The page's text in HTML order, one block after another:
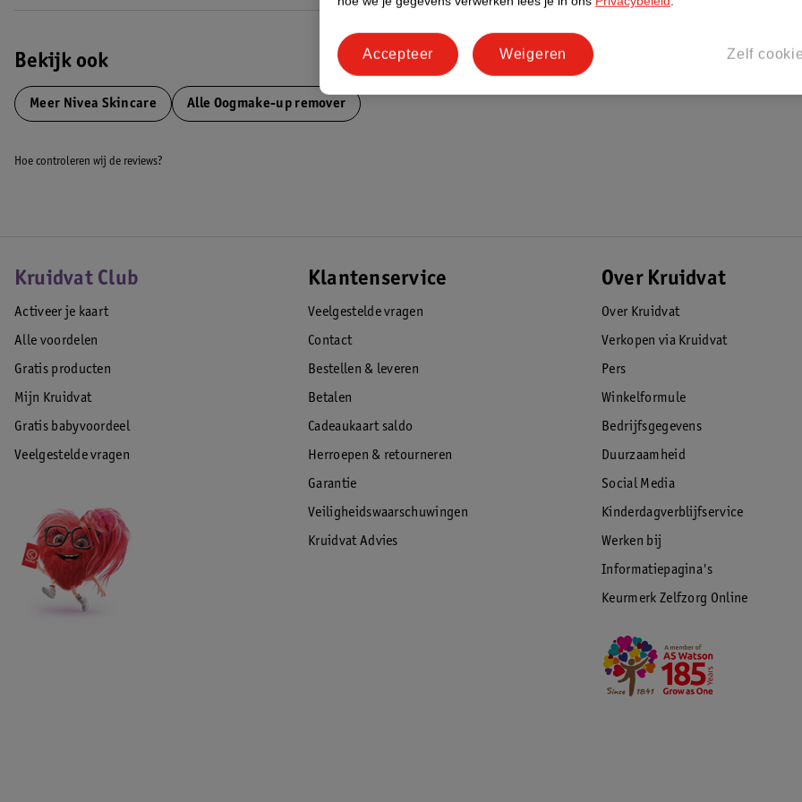
Bekijk ook
Meer Nivea Skincare Alle Oogmake-up remover
Hoe controleren wij de reviews?
Kruidvat Club
Activeer je kaart
Alle voordelen
Gratis producten
Mijn Kruidvat
Gratis babyvoordeel
Veelgestelde vragen
Klantenservice
Veelgestelde vragen
Contact
Bestellen & leveren
Betalen
Cadeaukaart saldo
Herroepen & retourneren
Garantie
Veiligheidswaarschuwingen
Kruidvat Advies
Over Kruidvat
Over Kruidvat
Verkopen via Kruidvat
Pers
Winkelformule
Bedrijfsgegevens
Duurzaamheid
Social Media
Kinderdagverblijfservice
Werken bij
Informatiepagina's
Keurmerk Zelfzorg Online
Zelf
Weigeren
Accepteer